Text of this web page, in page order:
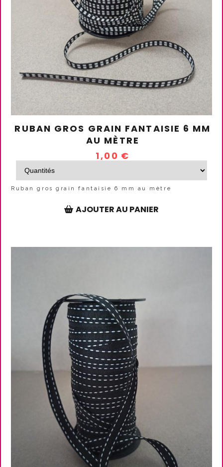
RUBAN GROS GRAIN FANTAISIE 6 MM
AU MÈTRE
1,00 €
Ruban gros grain fantaisie 6 mm au mètre
AJOUTER AU PANIER